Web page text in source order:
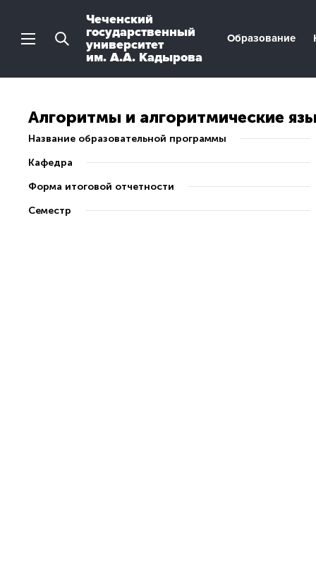
Чеченский
государственный
университет
им. А.А. Кадырова
Образование
Алгоритмы и алгоритмические
Название образовательной программы
Кафедра
Форма итоговой отчетности
Семестр